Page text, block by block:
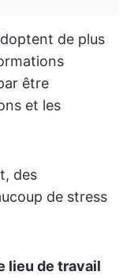
de plus
être
et les
des
de stress
lieu de travail